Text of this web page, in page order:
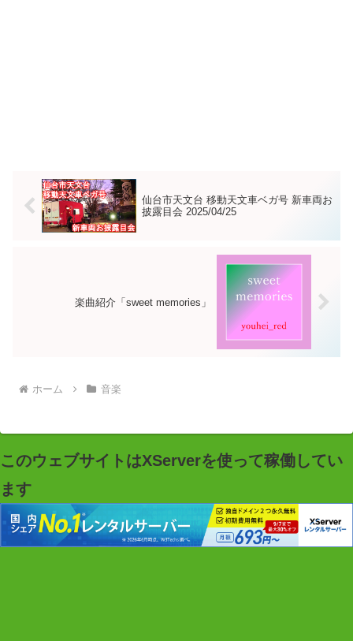
仙台市天文台 移動天文車ベガ号 新車両お
披露目会 2025/04/25
楽曲紹介「sweet memories」
ホーム 音楽
このウェブサイトはXServerを使って稼働してい
ます